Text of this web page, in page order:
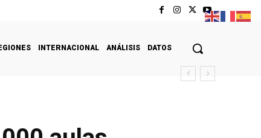
INTERNACIONAL ANÁLISIS DATOS